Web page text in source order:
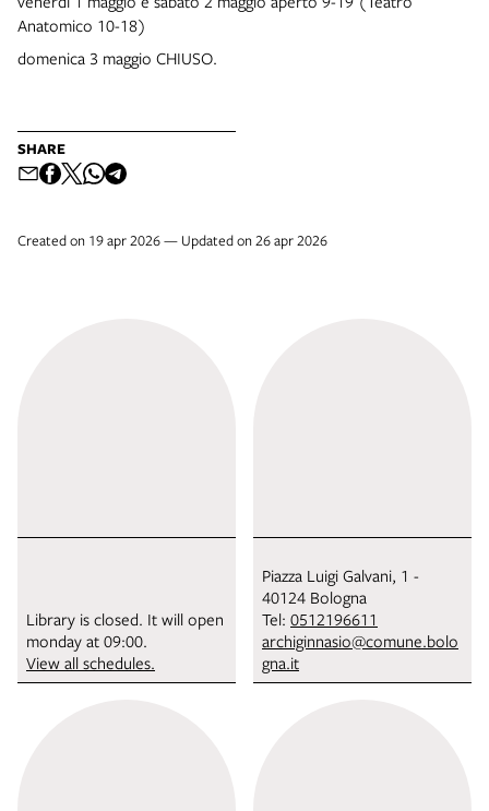
Anatomico 10-18)
domenica 3 maggio CHIUSO.
SHARE
Created on 19 apr 2026 — Updated on 26 apr 2026
Library is closed. It will open
monday at 09:00.
View all schedules.
Piazza Luigi Galvani, 1 -
40124 Bologna
Tel: 0512196611
archiginnasio@comune.bolo
gna.it